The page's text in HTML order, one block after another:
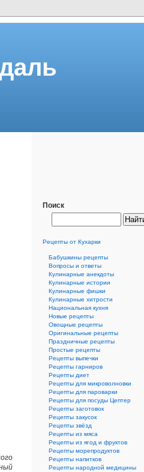
Поиск
Рецепты от Кухарки
Бабушкины рецепты
Вопросы и ответы
Кулинарные анекдоты
Кулинарные истории
Кулинарные фишки
Кулинарные хитрости
Национальная кухня
Новые рецепты
Овощные рецепты
Оригинальные рецепты
Праздничные рецепты
Простые рецепты
Рецепты выпечки
Рецепты гарниров
Рецепты диет
Рецепты для микроволновки
Рецепты для пароварки
Рецепты для посуды Цептер
Рецепты заготовок
Рецепты закусок
Рецепты звёзд
Рецепты из мяса
Рецепты из ягод и фруктов
Рецепты морепродуктов
Рецепты напитков
Рецепты народной медицины